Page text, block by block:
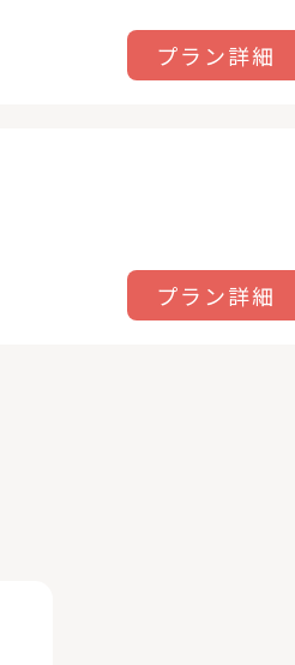
プラン詳細
プラン詳細